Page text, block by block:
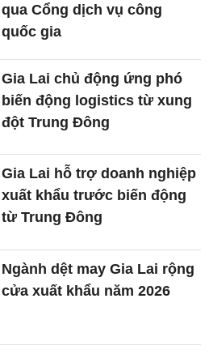
qua Cổng dịch vụ công
quốc gia
Gia Lai chủ động ứng phó
biến động logistics từ xung
đột Trung Đông
Gia Lai hỗ trợ doanh nghiệp
xuất khẩu trước biến động
từ Trung Đông
Ngành dệt may Gia Lai rộng
cửa xuất khẩu năm 2026